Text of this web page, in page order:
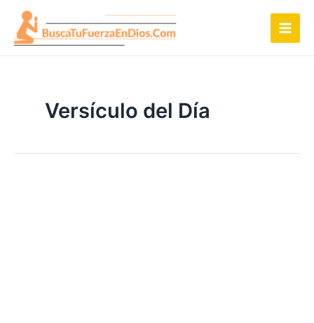
contenido
Versículo del Día